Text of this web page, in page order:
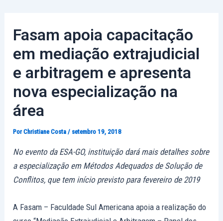
conteúdo
Fasam apoia capacitação
em mediação extrajudicial
e arbitragem e apresenta
nova especialização na
área
PorChristiane Costa/ setembro 19, 2018
No evento da ESA-GO, instituição dará mais detalhes sobre
a especialização em Métodos Adequados de Solução de
Conflitos, que tem início previsto para fevereiro de 2019
A Fasam – Faculdade Sul Americana apoia a realização do